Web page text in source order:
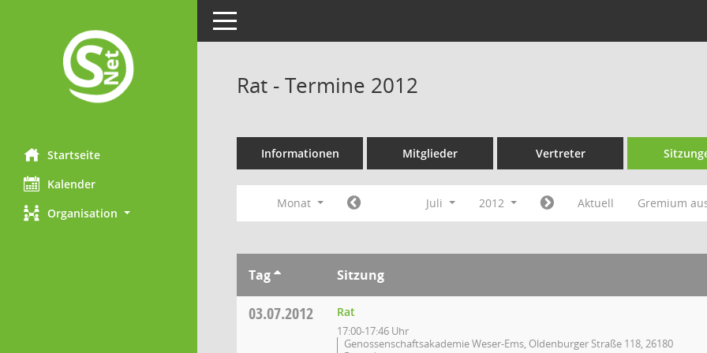
Startseite
Kalender
Organisation
Toggle navigation
Rat - Termine 2012
Informationen Mitglieder Vertreter
Monat Juli 2012 Aktuell Gremium
Tag Sitzung
03.07.2012 Rat
17:00-17:46 Uhr
Genossenschaftsakademie Weser-Ems, Oldenburger Straße 118, 26180